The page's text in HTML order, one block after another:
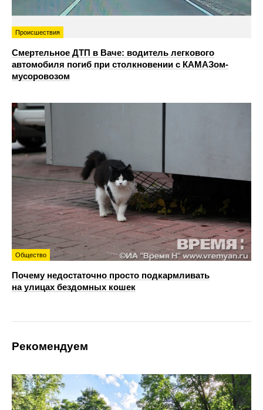
Происшествия
Смертельное ДТП в Ваче: водитель легкового
автомобиля погиб при столкновении с КАМАЗом-
мусоровозом
Общество
Почему недостаточно просто подкармливать
на улицах бездомных кошек
Рекомендуем